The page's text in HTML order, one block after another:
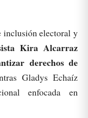
inclusión electoral y
Kira Alcarraz
derechos de
Gladys Echaíz
enfocada en